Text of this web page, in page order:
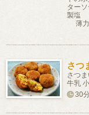
ター
製塩
薄
さつ
さつ
牛乳
30